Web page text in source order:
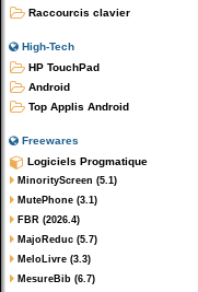
Raccourcis clavier
High-Tech
HP TouchPad
Android
Top Applis Android
Freewares
Logiciels Progmatique
MinorityScreen (5.1)
MutePhone (3.1)
FBR (2026.4)
MajoReduc (5.7)
MeloLivre (3.3)
MesureBib (6.7)